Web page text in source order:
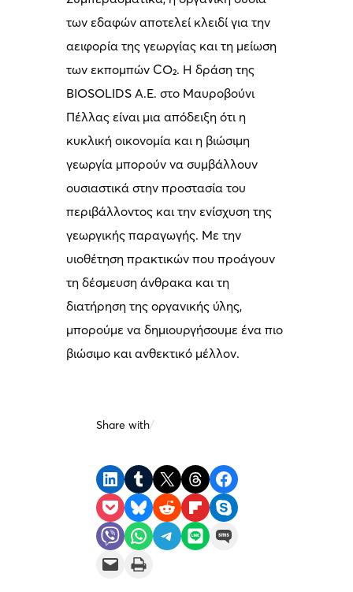
των εδαφών αποτελεί κλειδί για την
αειφορία της γεωργίας και τη μείωση
των εκπομπών CO₂. Η δράση της
BIOSOLIDS Α.Ε. στο Μαυροβούνι
Πέλλας είναι μια απόδειξη ότι η
κυκλική οικονομία και η βιώσιμη
γεωργία μπορούν να συμβάλλουν
ουσιαστικά στην προστασία του
περιβάλλοντος και την ενίσχυση της
γεωργικής παραγωγής. Με την
υιοθέτηση πρακτικών που προάγουν
τη δέσμευση άνθρακα και τη
διατήρηση της οργανικής ύλης,
μπορούμε να δημιουργήσουμε ένα πιο
βιώσιμο και ανθεκτικό μέλλον.
Share with/
Share on LinkedIn Share on Tumblr Share on X Share on Threads
Share on Facebook
Share on Pocket
Share on Bluesky Share on Reddit Share on Flipboard
Share on Skype
Share on Viber
Share on WhatsApp Share on Telegram Share on LINE
Share on SMS
Email this Page
Print this Page